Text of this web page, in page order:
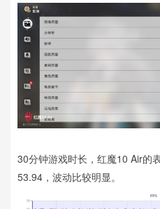
30分钟游戏时长，红魔10 Air的
53.94，波动比较明显。